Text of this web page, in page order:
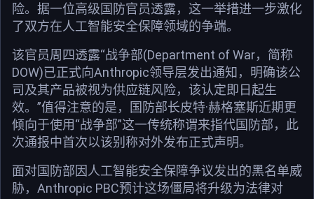
险。据一位高级国防官员透露，这一举措进一步激化
了双方在人工智能安全保障领域的争端。
该官员周四透露“战争部(Department of War，简称
DOW)已正式向Anthropic领导层发出通知，明确该公
司及其产品被视为供应链风险，该认定即日起生
效。”值得注意的是，国防部长皮特·赫格塞斯近期更
倾向于使用“战争部”这一传统称谓来指代国防部，此
次通报中首次以该别称对外发布正式声明。
面对国防部因人工智能安全保障争议发出的黑名单威
胁，Anthropic PBC预计这场僵局将升级为法律对